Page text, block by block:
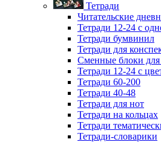
Тетради
Читательские
Тетради 12-24 с
Тетради бумвинил
Тетради для
Сменные блоки для
Тетради 12-24 с
Тетради 60-200
Тетради 40-48
Тетради для нот
Тетради на кольцах
Тетради
Тетради-словарики